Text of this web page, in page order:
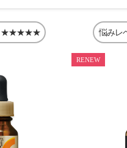
★★★★★ 悩みレ
RENEW